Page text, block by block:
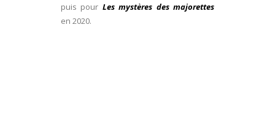
puis pour Les mystères des majorettes
en 2020.